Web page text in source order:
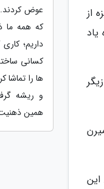
از
یاد
این
عوض
که همه ما
داریم؛
کسانی
ها را
و ریشه
همین